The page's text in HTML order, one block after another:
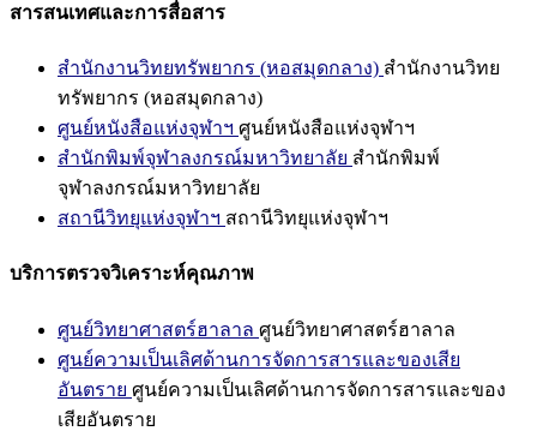
สารสนเทศและการสื่อสาร
สำนักงานวิทยทรัพยากร (หอสมุดกลาง) สำนักงานวิทย
ทรัพยากร (หอสมุดกลาง)
ศูนย์หนังสือแห่งจุฬาฯ ศูนย์หนังสือแห่งจุฬาฯ
สำนักพิมพ์จุฬาลงกรณ์มหาวิทยาลัย สำนักพิมพ์
จุฬาลงกรณ์มหาวิทยาลัย
สถานีวิทยุแห่งจุฬาฯ สถานีวิทยุแห่งจุฬาฯ
บริการตรวจวิเคราะห์คุณภาพ
ศูนย์วิทยาศาสตร์ฮาลาล ศูนย์วิทยาศาสตร์ฮาลาล
ศูนย์ความเป็นเลิศด้านการจัดการสารและของเสีย
อันตราย ศูนย์ความเป็นเลิศด้านการจัดการสารและของ
เสียอันตราย